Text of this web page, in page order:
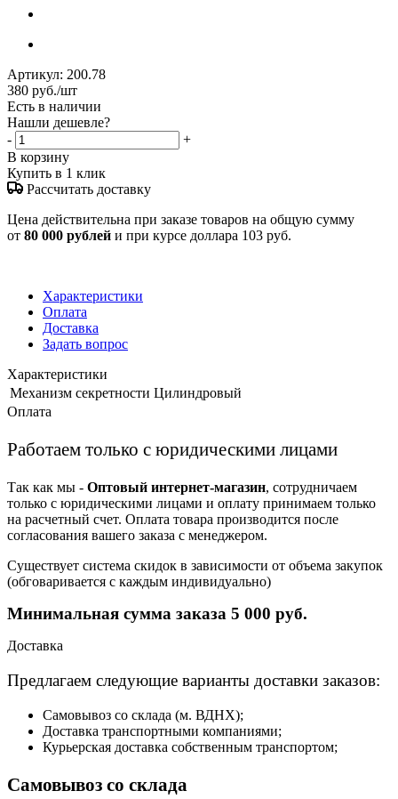
Артикул: 200.78
380 руб./шт
Есть в наличии
Нашли дешевле?
-
+
В корзину
Купить в 1 клик
Рассчитать доставку
Цена действительна при заказе товаров на общую сумму
от 80 000 рублей и при курсе доллара 103 руб.
Характеристики
Оплата
Доставка
Задать вопрос
Характеристики
Механизм секретности Цилиндровый
Оплата
Работаем только с юридическими лицами
Так как мы - Оптовый интернет-магазин, сотрудничаем
только с юридическими лицами и оплату принимаем только
на расчетный счет. Оплата товара производится после
согласования вашего заказа с менеджером.
Существует система скидок в зависимости от объема закупок
(обговаривается с каждым индивидуально)
Минимальная сумма заказа 5 000 руб.
Доставка
Предлагаем следующие варианты доставки заказов:
Самовывоз со склада (м. ВДНХ);
Доставка транспортными компаниями;
Курьерская доставка собственным транспортом;
Самовывоз со склада